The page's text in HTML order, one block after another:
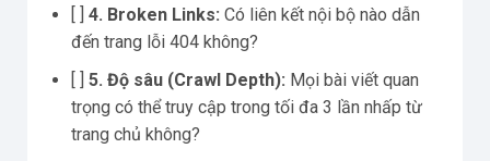
[ ] 4. Broken Links: Có liên kết nội bộ nào dẫn
đến trang lỗi 404 không?
[ ] 5. Độ sâu (Crawl Depth): Mọi bài viết quan
trọng có thể truy cập trong tối đa 3 lần nhấp từ
trang chủ không?